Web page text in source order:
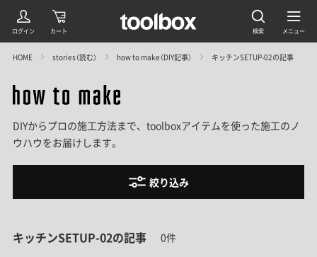
HOME stories（読む） how to make（DIY記事） キッチンSETUP-02の記事
DIYからプロの施工方法まで、toolboxアイテムを使った施工のノ
ウハウをお届けします。
絞り込み
キッチンSETUP-02の記事 0件